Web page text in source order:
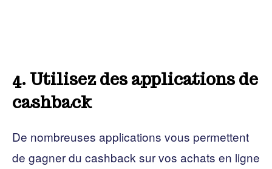
4. Utilisez des applications de
cashback
De nombreuses applications vous permettent
de gagner du cashback sur vos achats en ligne